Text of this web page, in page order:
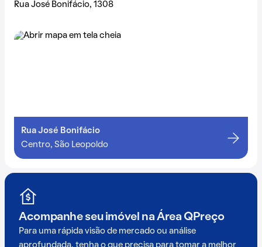
Rua José Bonifácio, 1308
Rua José Bonifácio
Centro, São Leopoldo
Acompanhe seu imóvel na Área QPreço
Para uma rápida visão de mercado ou análise
aprofundada, tenha o que precisa para tomar a melhor